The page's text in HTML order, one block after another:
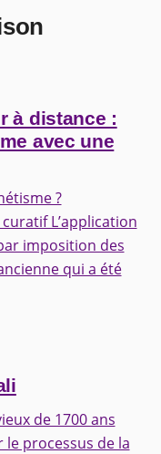
à distance :
avec une
?
L’application
imposition des
qui a été
de 1700 ans
processus de la